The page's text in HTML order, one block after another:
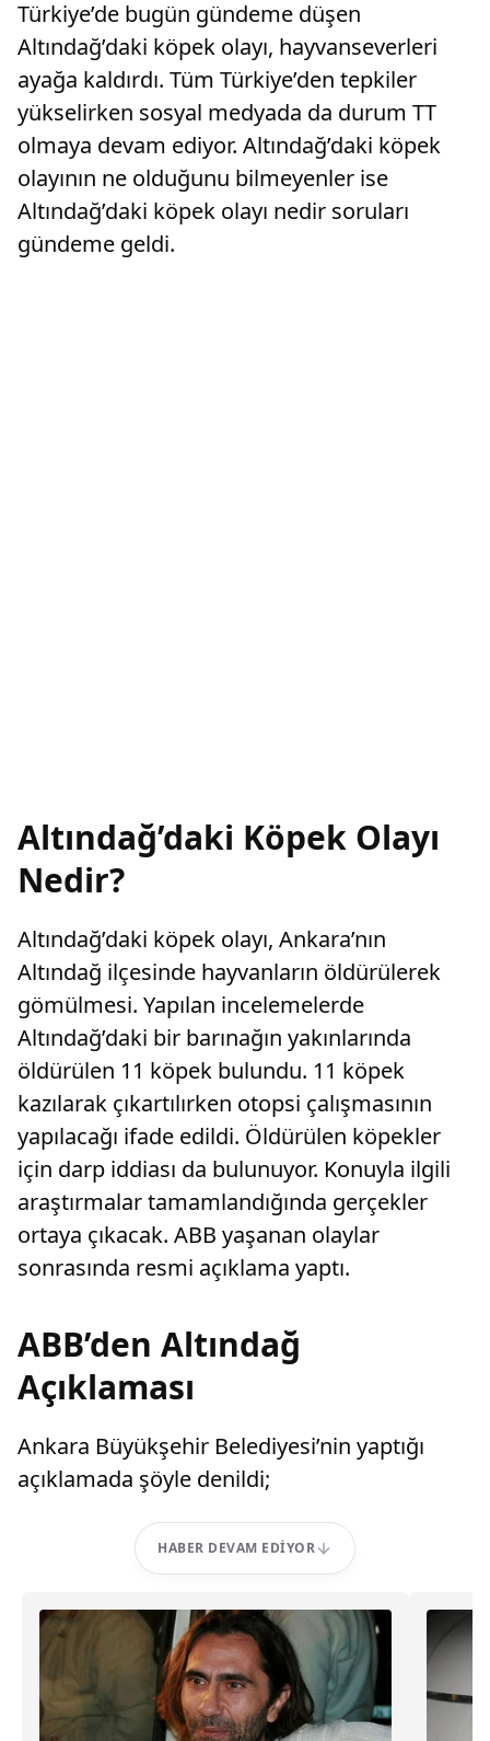
Türkiye’de bugün gündeme düşen
Altındağ’daki köpek olayı, hayvanseverleri
ayağa kaldırdı. Tüm Türkiye’den tepkiler
yükselirken sosyal medyada da durum TT
olmaya devam ediyor. Altındağ’daki köpek
olayının ne olduğunu bilmeyenler ise
Altındağ’daki köpek olayı nedir soruları
gündeme geldi.
Altındağ’daki Köpek Olayı
Nedir?
Altındağ’daki köpek olayı, Ankara’nın
Altındağ ilçesinde hayvanların öldürülerek
gömülmesi. Yapılan incelemelerde
Altındağ’daki bir barınağın yakınlarında
öldürülen 11 köpek bulundu. 11 köpek
kazılarak çıkartılırken otopsi çalışmasının
yapılacağı ifade edildi. Öldürülen köpekler
için darp iddiası da bulunuyor. Konuyla ilgili
araştırmalar tamamlandığında gerçekler
ortaya çıkacak. ABB yaşanan olaylar
sonrasında resmi açıklama yaptı.
ABB’den Altındağ
Açıklaması
Ankara Büyükşehir Belediyesi’nin yaptığı
açıklamada şöyle denildi;
HABER DEVAM EDIYOR